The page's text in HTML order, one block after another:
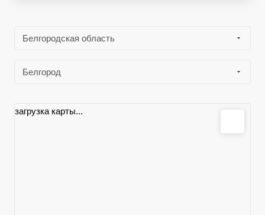
Белгородская область
Белгород
загрузка карты...